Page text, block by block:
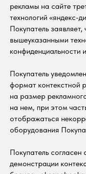
рекламы на сайте
технологий «яндекс-
Покупатель
вышеуказанными
конфиденциальности
Покупатель
формат контекстной
на размер
на нем, при этом
отображаться
оборудования
Покупатель
демонстрации